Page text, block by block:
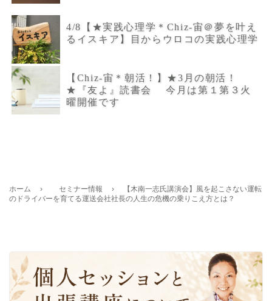
4/8【★実践心理学＊Chiz-宙＠夢を叶え
るイスキア】目からウロコの実践心理学
【Chiz-宙＊朝活！】★3月の朝活！
★『友よ』読書会 今月は第１第３火
曜開催です
ホーム › セミナー情報 ›
【木南一志氏講演会】風を起こさない運転
のドライバーを育てる運送会社社長の人生の危機の乗りこえ方とは？